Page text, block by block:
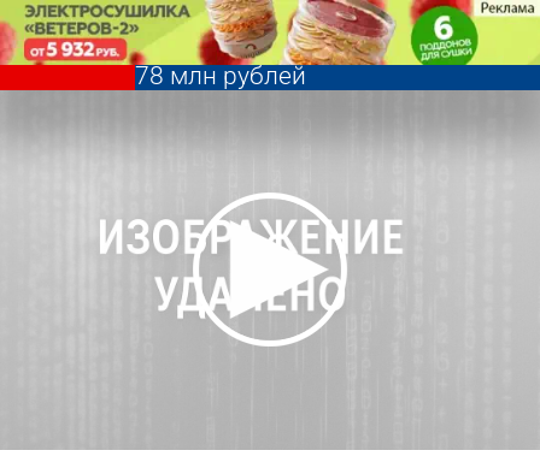
Жители Ленинского района
Пензы задолжали за ЖКУ около
78 млн рублей
Общество
Жители Ленинского района
Другие
новости по
теме
Погода и
курсы валют
в Пензе